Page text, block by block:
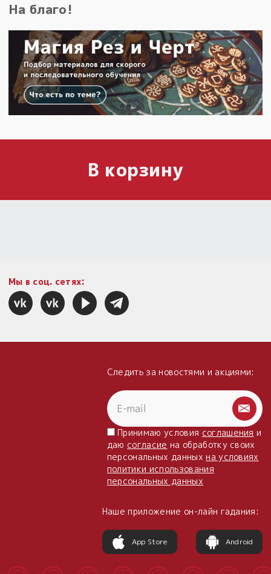
На благо!
В корзину
Мы в соц. сетях:
Следить за новостями и акциями:
Принимаю условия соглашения и
даю согласие на обработку своих
персональных данныхна условиях
политики использования
персональных данных
Наше приложение он-лайн гадания:
App Store Android